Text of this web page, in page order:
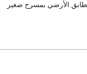
الأرضي بمسرح صغير